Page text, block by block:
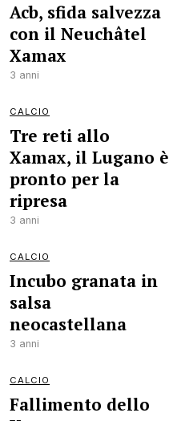
Acb, sfida salvezza
con il Neuchâtel
Xamax
3 anni
CALCIO
Tre reti allo
Xamax, il Lugano è
pronto per la
ripresa
3 anni
CALCIO
Incubo granata in
salsa
neocastellana
3 anni
CALCIO
Fallimento dello